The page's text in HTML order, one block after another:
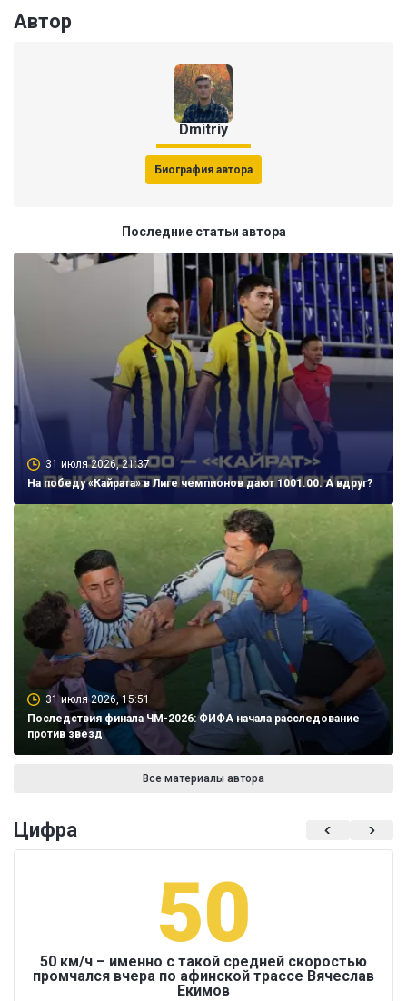
Автор
Dmitriy
Биография автора
Последние статьи автора
31 июля 2026, 21:37
На победу «Кайрата» в Лиге чемпионов дают 1001.00. А вдруг?
31 июля 2026, 15:51
Последствия финала ЧМ-2026: ФИФА начала расследование
против звезд
Все материалы автора
Цифра
50
50 км/ч – именно с такой средней скоростью
промчался вчера по афинской трассе Вячеслав
Екимов